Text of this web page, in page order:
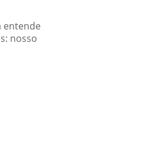
entende
nosso